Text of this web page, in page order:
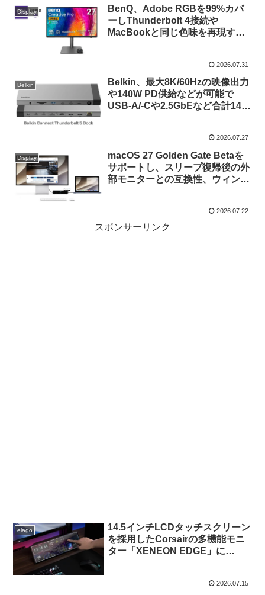
Display
BenQ、Adobe RGBを99%カバ
ーしThunderbolt 4接続や
MacBookと同じ色味を再現する
ー「Creative Pro PD2732U」を
発売。
2026.07.31
Belkin
Belkin、最大8K/60Hzの映像出力
や140W PD供給などが可能で
USB-A/-Cや2.5GbEなど合計14ポ
ドッキングステーション」を発
売。
2026.07.27
Display
macOS 27 Golden Gate Betaを
サポートし、スリープ復帰後の外
部モニターとの互換性、ウィンド
ャー「DisplayLink Manager
macOS v16.2」がリリース。
2026.07.22
スポンサーリンク
elago
14.5インチLCDタッチスクリーン
を採用したCorsairの多機能モニ
ター「XENEON EDGE」に
2026.07.15